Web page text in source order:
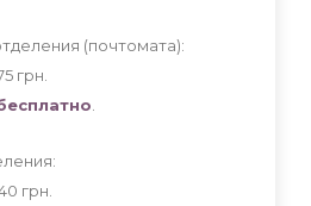
(почтомата):
грн
грн